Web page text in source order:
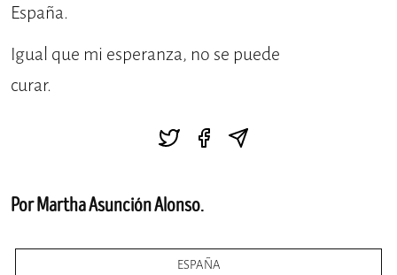
España.
Igual que mi esperanza, no se puede
curar.
Por Martha Asunción Alonso.
ESPAÑA